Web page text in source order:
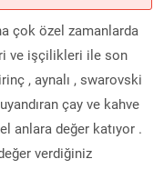
çok özel zamanlarda
ve işçilikleri ile son
, aynalı , swarovski
çay ve kahve
anlara değer katıyor .
verdiğiniz